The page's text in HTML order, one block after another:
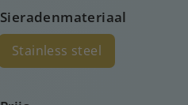
Sieradenmateriaal
Stainless steel